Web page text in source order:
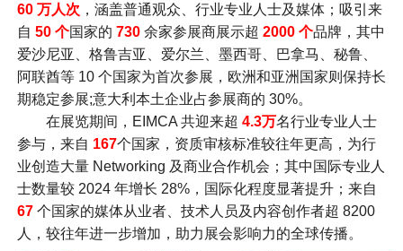
60 万人次 ，涵盖普通观众、行业专业人士及媒体；吸引来
自 50 个国家的 730 余家参展商展示超 2000 个品牌，其中
爱沙尼亚、格鲁吉亚、爱尔兰、墨西哥、巴拿马、秘鲁、
阿联酋等 10 个国家为首次参展，欧洲和亚洲国家则保持长
期稳定参展;意大利本土企业占参展商的 30%。
在展览期间，EIMCA 共迎来超 4.3万名行业专业人士
参与，来自 167个国家，资质审核标准较往年更高，为行
业创造大量 Networking 及商业合作机会；其中国际专业人
士数量较 2024 年增长 28%，国际化程度显著提升；来自
67个国家的媒体从业者、技术人员及内容创作者超 8200
人，较往年进一步增加，助力展会影响力的全球传播。